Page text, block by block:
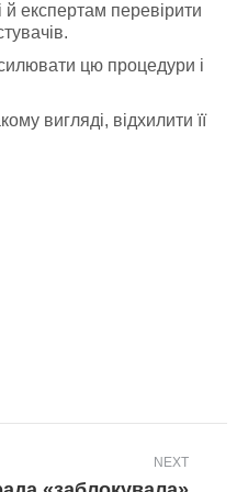
й експертам перевірити
цю процедури і
вигляді, відхилити її
NEXT